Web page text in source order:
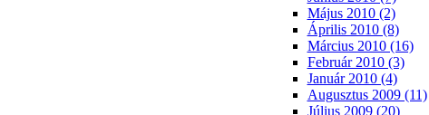
Május 2010 (2)
Április 2010 (8)
Március 2010 (16)
Február 2010 (3)
Január 2010 (4)
Augusztus 2009 (11)
Július 2009 (20)